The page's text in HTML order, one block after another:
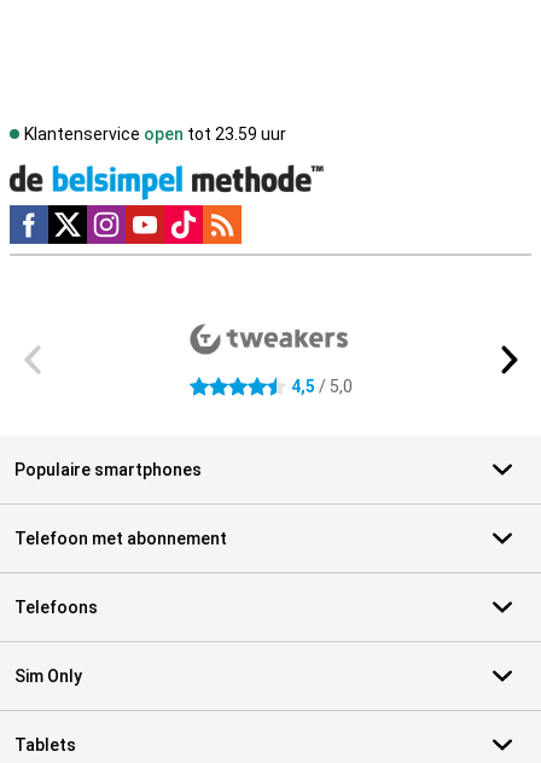
Klantenservice open tot 23.59 uur
Social media
4.5 sterren 4,5 / 5,0
Populaire smartphones
Telefoon met abonnement
Telefoons
Sim Only
Tablets